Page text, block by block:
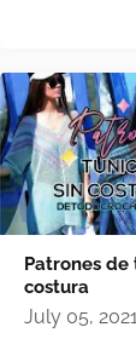
Patrones de
costura
July 05,